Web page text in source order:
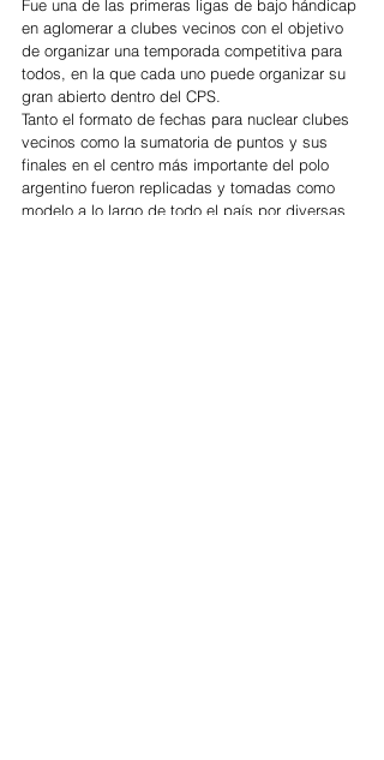
Fue una de las primeras ligas de bajo hándicap
en aglomerar a clubes vecinos con el objetivo
de organizar una temporada competitiva para
todos, en la que cada uno puede organizar su
gran abierto dentro del CPS.
Tanto el formato de fechas para nuclear clubes
vecinos como la sumatoria de puntos y sus
finales en el centro más importante del polo
argentino fueron replicadas y tomadas como
modelo a lo largo de todo el país por diversas